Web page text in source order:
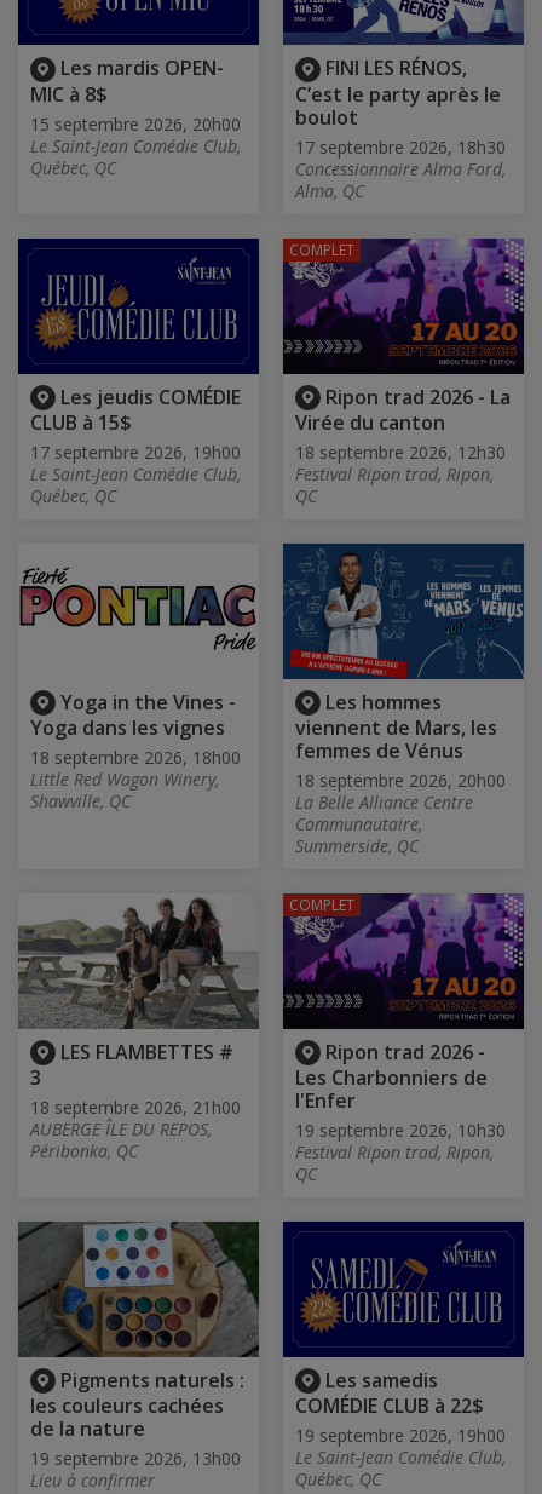
Les mardis OPEN-
MIC à 8$
15 septembre 2026, 20h00
Le Saint-Jean Comédie Club,
Québec, QC
FINI LES RÉNOS,
C’est le party après le
boulot
17 septembre 2026, 18h30
Concessionnaire Alma Ford,
Alma, QC
Les jeudis COMÉDIE
CLUB à 15$
17 septembre 2026, 19h00
Le Saint-Jean Comédie Club,
Québec, QC
Ripon trad 2026 - La
Virée du canton
18 septembre 2026, 12h30
Festival Ripon trad, Ripon,
QC
COMPLET
Yoga in the Vines -
Yoga dans les vignes
18 septembre 2026, 18h00
Little Red Wagon Winery,
Shawville, QC
Les hommes
viennent de Mars, les
femmes de Vénus
18 septembre 2026, 20h00
La Belle Alliance Centre
Communautaire,
Summerside, QC
LES FLAMBETTES #
3
18 septembre 2026, 21h00
AUBERGE ÎLE DU REPOS,
Péribonka, QC
Ripon trad 2026 -
Les Charbonniers de
l'Enfer
19 septembre 2026, 10h30
Festival Ripon trad, Ripon,
QC
COMPLET
Pigments naturels :
les couleurs cachées
de la nature
19 septembre 2026, 13h00
Lieu à confirmer
Les samedis
COMÉDIE CLUB à 22$
19 septembre 2026, 19h00
Le Saint-Jean Comédie Club,
Québec, QC